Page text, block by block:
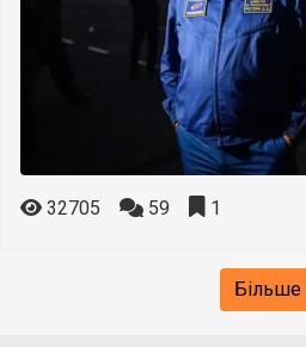
32705 59 1
Більше